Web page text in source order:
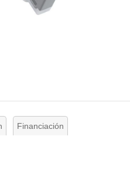
Financiación